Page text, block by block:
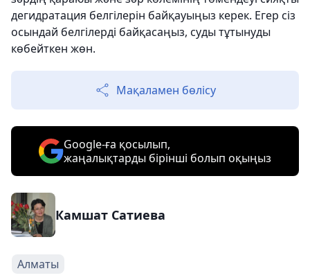
дегидратация белгілерін байқауыңыз керек. Егер сіз
осындай белгілерді байқасаңыз, суды тұтынуды
көбейткен жөн.
Мақаламен бөлісу
Google-ға қосылып,
жаңалықтарды бірінші болып оқыңыз
Камшат Сатиева
Алматы